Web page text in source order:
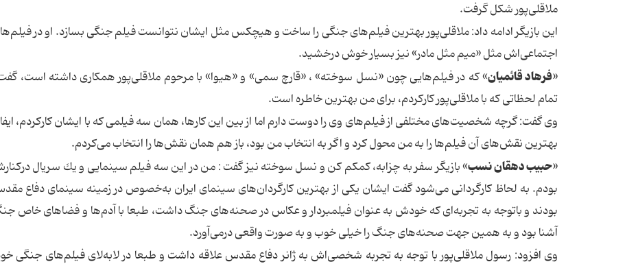
ملاقلی‌پور شكل گرفت.
این بازیگر ادامه داد: ملاقلی‌پور بهترین فیلم‌های جنگی را ساخت و هیچكس مثل ایشان نتوانست فیلم جنگی بسازد. او در
اجتماعی‌اش مثل «میم مثل مادر» نیز بسیار خوش درخشید.
«فرهاد قائمیان» كه در فیلم‌هایی چون «نسل سوخته» ، «قارچ سمی» و «هیوا» با مرحوم ملاقلی‌پور همكاری داشته است،
تمام لحظاتی كه با ملاقلی‌پور كاركردم، برای من بهترین خاطره است.
وی گفت: گرچه شخصیت‌های مختلفی از فیلم‌های وی را دوست دارم اما از بین این كارها، همان سه فیلمی كه با ایشان كاركردم،
بهترین نقش‌ها‌ی آن فیلم‌ها را به من محول كرد و اگر به انتخاب من بود، باز هم همان نقش‌‌ها را انتخاب می‌كردم.
«حبیب دهقان نسب» بازیگر سفر به چزابه، كمكم كن و نسل سوخته نیز گفت : من در این سه فیلم سینمایی و یك سریال
بودم. به لحاظ كارگردانی می‌شود گفت ایشان یكی از بهترین كارگردان‌های سینمای ایران به‌خصوص در زمینه سینمای دفاع
بودند و باتوجه به تجربه‌ای كه خودش به عنوان فیلمبردار و عكاس در صحنه‌های جنگ داشت، طبعا با آدم‌ها و فضاهای خاص
آشنا بود و به همین جهت صحنه‌های جنگ را خیلی خوب و به صورت واقعی درمی‌آورد.
وی افزود: رسول ملاقلی‌پور با توجه به تجربه شخصی‌اش به ژانر دفاع مقدس علاقه داشت و طبعا در لابه‌لای فیلم‌های جنگی